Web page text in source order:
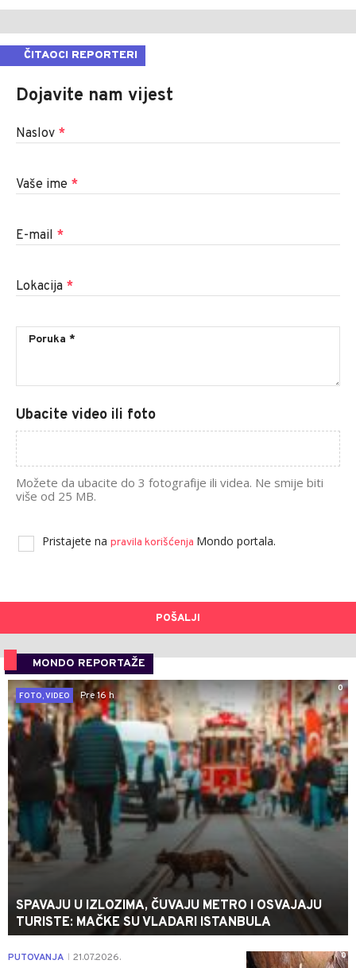
ČITAOCI REPORTERI
Dojavite nam vijest
Naslov *
Vaše ime *
E-mail *
Lokacija *
Ubacite video ili foto
Možete da ubacite do 3 fotografije ili videa. Ne smije biti
više od 25 MB.
Pristajete na pravila korišćenja Mondo portala.
POŠALJI
MONDO REPORTAŽE
0
FOTO, VIDEO
Pre 16 h
SPAVAJU U IZLOZIMA, ČUVAJU METRO I OSVAJAJU
TURISTE: MAČKE SU VLADARI ISTANBULA
0
PUTOVANJA 21.07.2026.